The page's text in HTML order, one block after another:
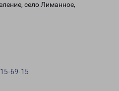
село Лиманное,
69-15